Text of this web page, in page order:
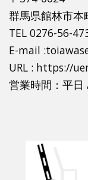
群馬県館林市本
TEL 0276-56-
E-mail
URL : https://
営業時間：平日